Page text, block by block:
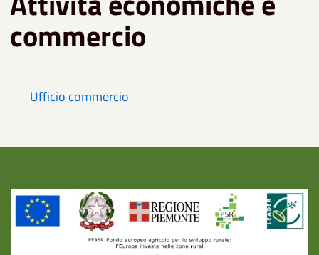
commercio
Ufficio commercio
Title